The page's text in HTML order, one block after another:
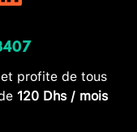
profite de tous
120 Dhs / mois